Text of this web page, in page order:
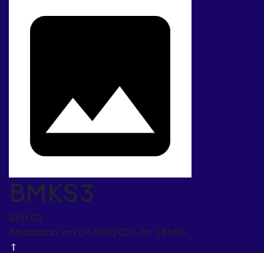
BMKS3
BMKS3
Atualizado em 04/08/2026 às 16h09